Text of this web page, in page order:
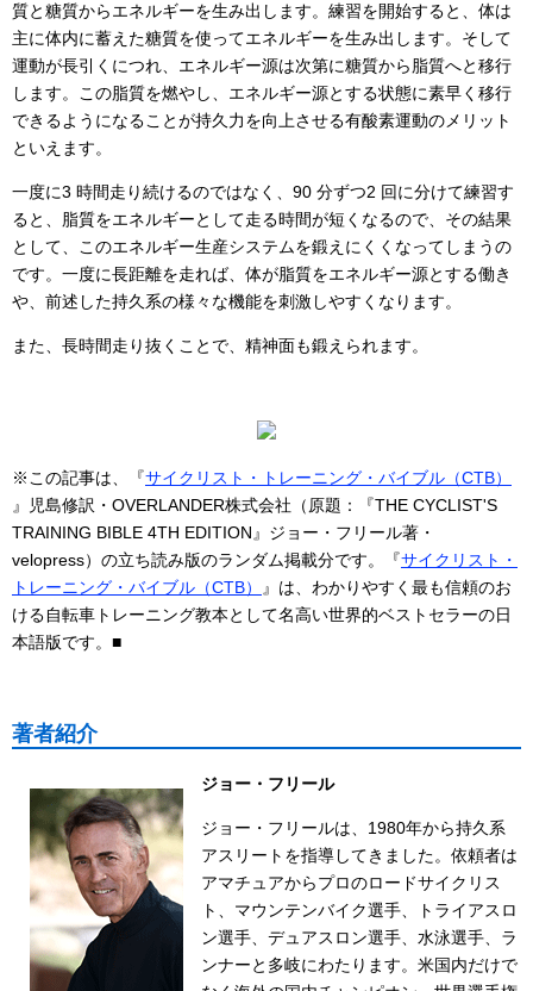
質と糖質からエネルギーを生み出します。練習を開始すると、体は
主に体内に蓄えた糖質を使ってエネルギーを生み出します。そして
運動が長引くにつれ、エネルギー源は次第に糖質から脂質へと移行
します。この脂質を燃やし、エネルギー源とする状態に素早く移行
できるようになることが持久力を向上させる有酸素運動のメリット
といえます。
一度に3 時間走り続けるのではなく、90 分ずつ2 回に分けて練習す
ると、脂質をエネルギーとして走る時間が短くなるので、その結果
として、このエネルギー生産システムを鍛えにくくなってしまうの
です。一度に長距離を走れば、体が脂質をエネルギー源とする働き
や、前述した持久系の様々な機能を刺激しやすくなります。
また、長時間走り抜くことで、精神面も鍛えられます。
※この記事は、『サイクリスト・トレーニング・バイブル（CTB）
』児島修訳・OVERLANDER株式会社（原題：『THE CYCLIST'S
TRAINING BIBLE 4TH EDITION』ジョー・フリール著・
velopress）の立ち読み版のランダム掲載分です。『サイクリスト・
トレーニング・バイブル（CTB）
』は、わかりやすく最も信頼のお
ける自転車トレーニング教本として名高い世界的ベストセラーの日
本語版です。■
著者紹介
ジョー・フリール
ジョー・フリールは、1980年から持久系
アスリートを指導してきました。依頼者は
アマチュアからプロのロードサイクリス
ト、マウンテンバイク選手、トライアスロ
ン選手、デュアスロン選手、水泳選手、ラ
ンナーと多岐にわたります。米国内だけで